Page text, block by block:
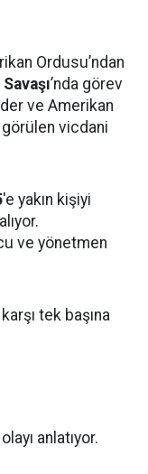
Ordusu’ndan
’nda görev
ve Amerikan
görülen vicdani
'e yakın kişiyi
ve yönetmen
tek başına
anlatıyor.